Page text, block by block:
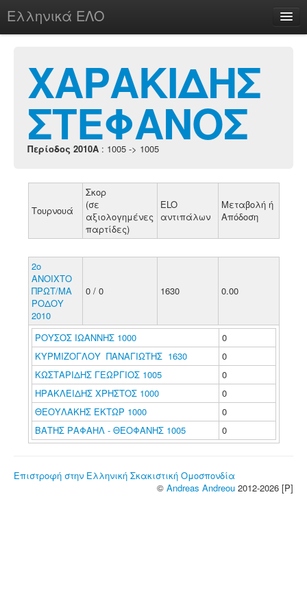
Ελληνικά ΕΛΟ
chesstu.be @ discord
Login
ΧΑΡΑΚΙΔΗΣ
ΣΤΕΦΑΝΟΣ
Περίοδος 2010A : 1005 -> 1005
Τουρνουά
Σκορ
(σε
αξιολογημένες
παρτίδες)
ELO
αντιπάλων
Μεταβολή ή
Απόδοση
2ο
ΑΝΟΙΧΤΟ
ΠΡΩΤ/ΜΑ
ΡΟΔΟΥ
2010
0 / 0 1630 0.00
ΡΟΥΣΟΣ ΙΩΑΝΝΗΣ 1000
0
ΚΥΡΜΙΖΟΓΛΟΥ ΠΑΝΑΓΙΩΤΗΣ 1630
0
ΚΩΣΤΑΡΙΔΗΣ ΓΕΩΡΓΙΟΣ 1005
0
ΗΡΑΚΛΕΙΔΗΣ ΧΡΗΣΤΟΣ 1000
0
ΘΕΟΥΛΑΚΗΣ ΕΚΤΩΡ 1000
0
ΒΑΤΗΣ ΡΑΦΑΗΛ - ΘΕΟΦΑΝΗΣ 1005
0
Επιστροφή στην Ελληνική Σκακιστική Ομοσπονδία
© Andreas Andreou 2012-2026 [P]